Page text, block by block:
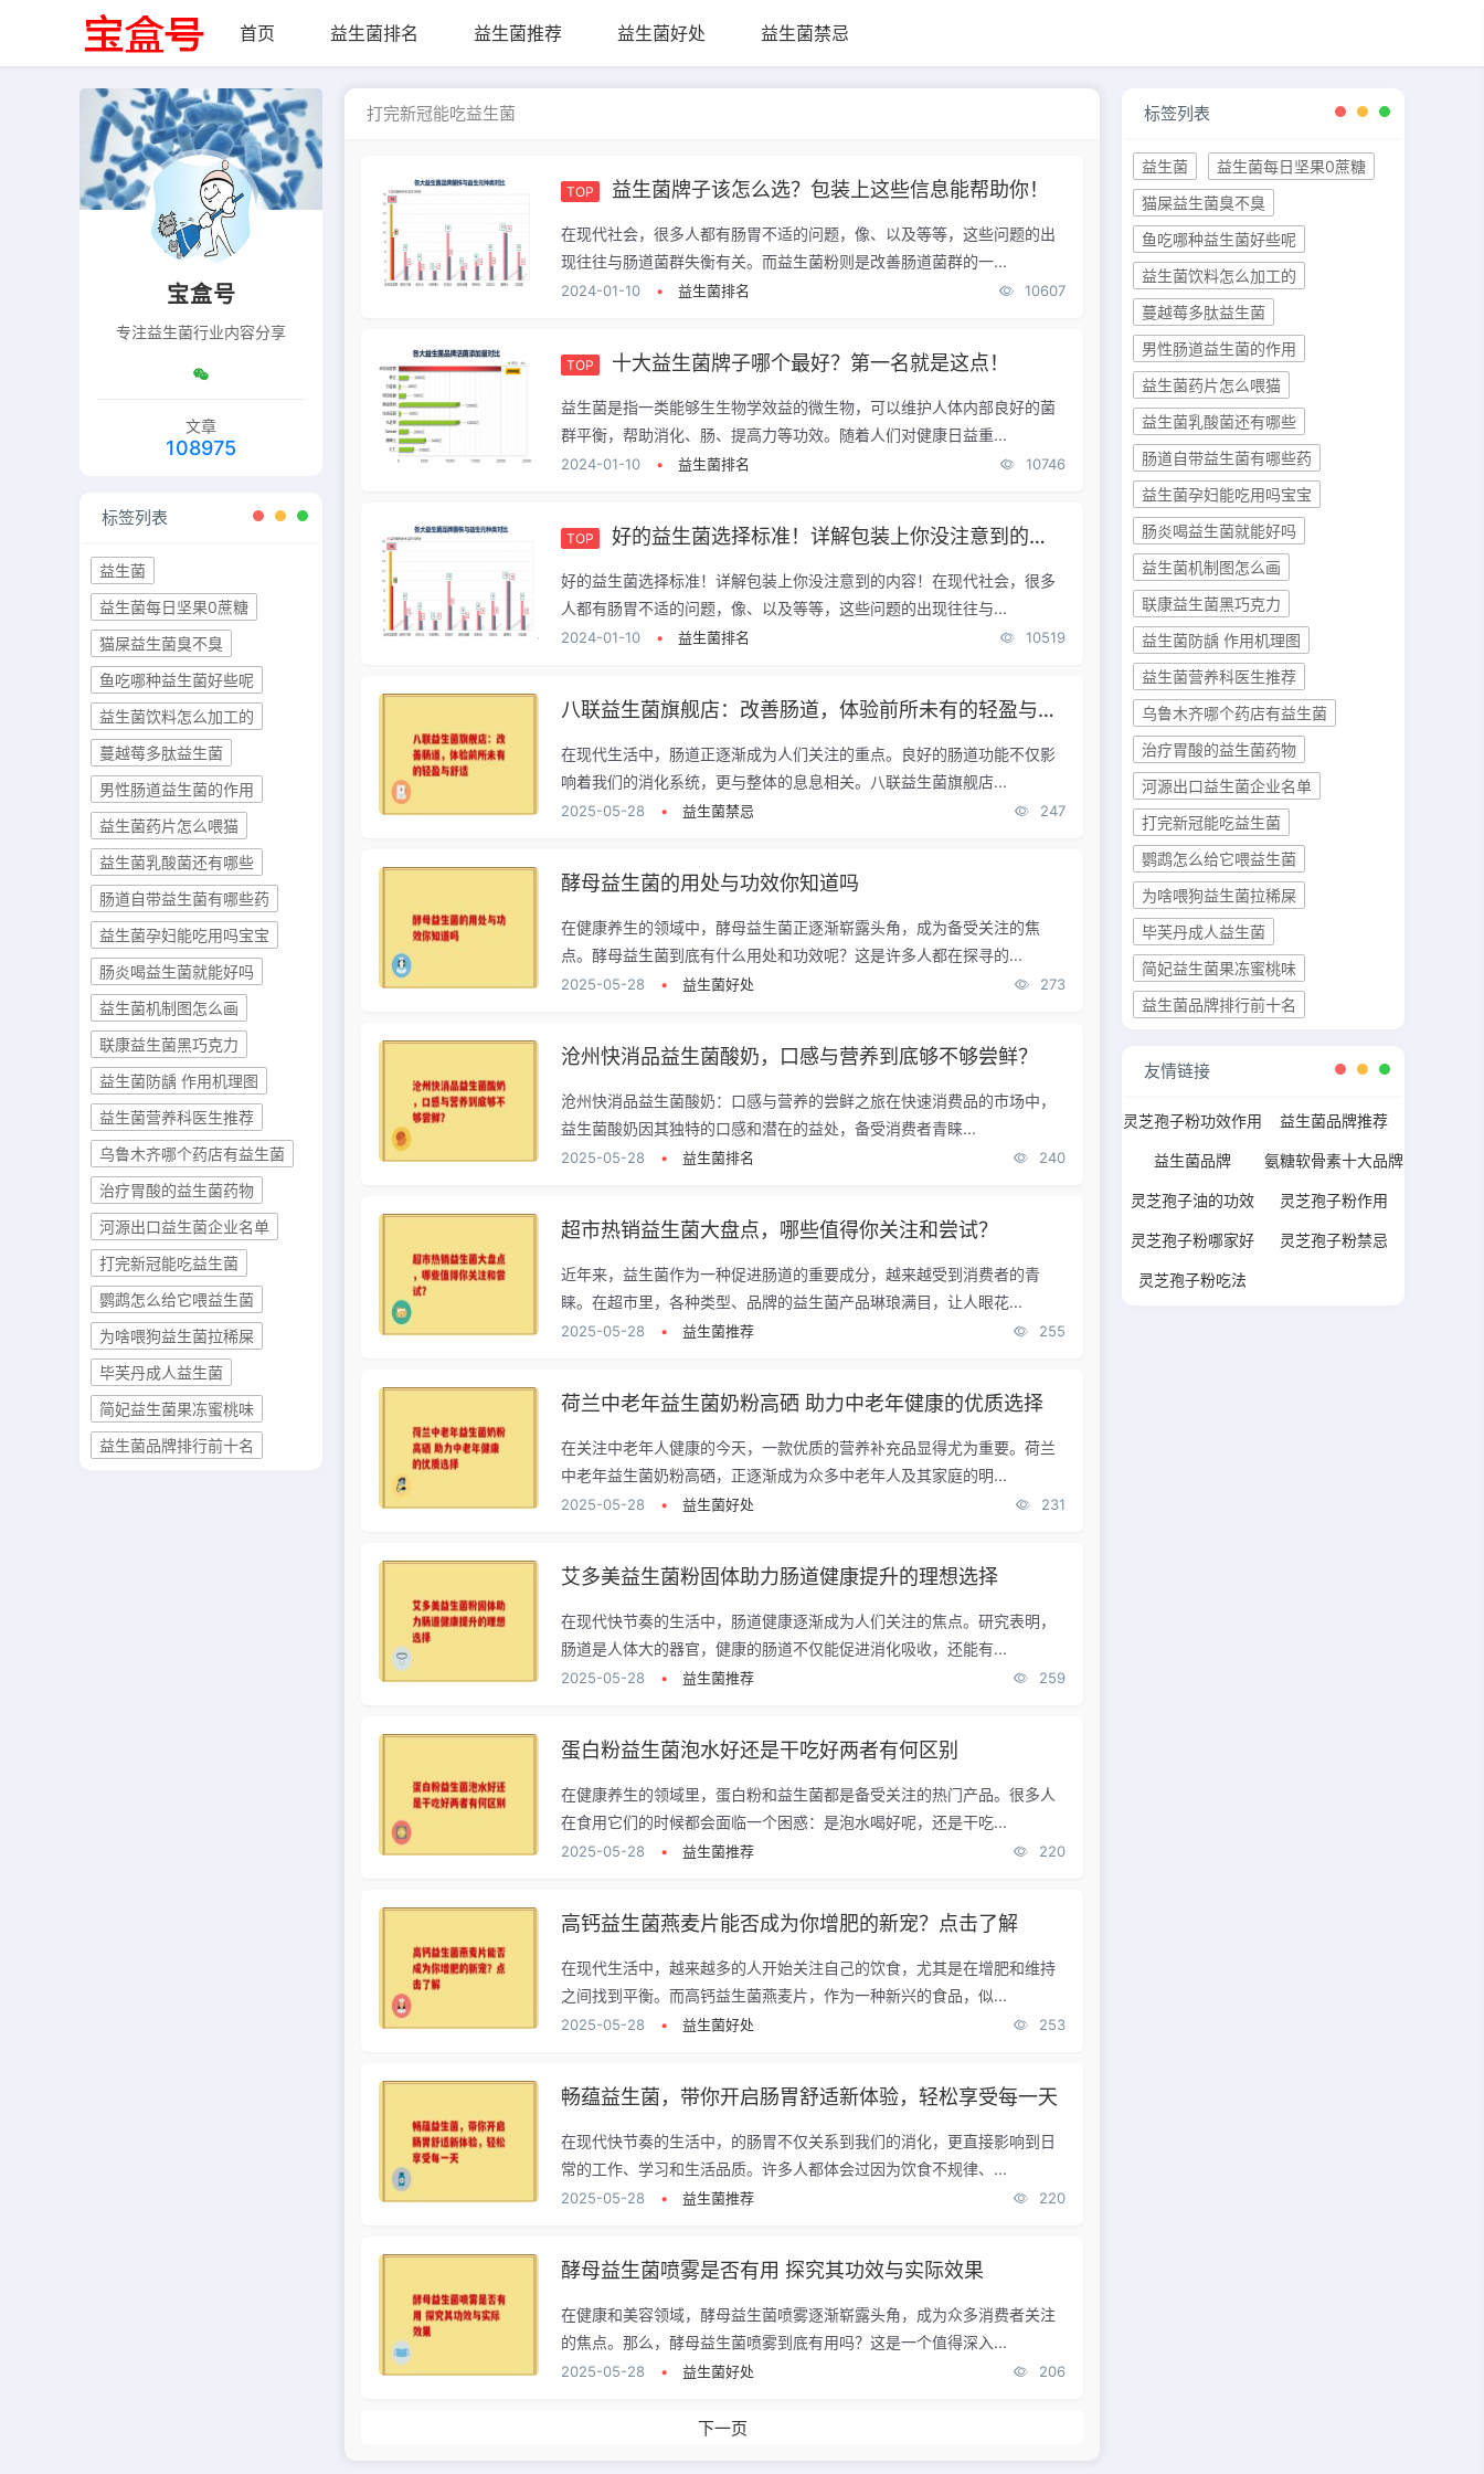
首页 益生菌排名 益生菌推荐 益生菌好处 益生菌禁忌
宝盒号
专注益生菌行业内容分享
文章
108975
标签列表
益生菌
益生菌每日坚果0蔗糖
猫屎益生菌臭不臭
鱼吃哪种益生菌好些呢
益生菌饮料怎么加工的
蔓越莓多肽益生菌
男性肠道益生菌的作用
益生菌药片怎么喂猫
益生菌乳酸菌还有哪些
肠道自带益生菌有哪些药
益生菌孕妇能吃用吗宝宝
肠炎喝益生菌就能好吗
益生菌机制图怎么画
联康益生菌黑巧克力
益生菌防龋 作用机理图
益生菌营养科医生推荐
乌鲁木齐哪个药店有益生菌
治疗胃酸的益生菌药物
河源出口益生菌企业名单
打完新冠能吃益生菌
鹦鹉怎么给它喂益生菌
为啥喂狗益生菌拉稀屎
毕芙丹成人益生菌
简妃益生菌果冻蜜桃味
益生菌品牌排行前十名
打完新冠能吃益生菌
TOP 益生菌牌子该怎么选？包装上这些信息能帮助你！
在现代社会，很多人都有肠胃不适的问题，像、以及等等，这些问题的出
现往往与肠道菌群失衡有关。而益生菌粉则是改善肠道菌群的一...
2024-01-10 • 益生菌排名 10607
TOP 十大益生菌牌子哪个最好？第一名就是这点！
益生菌是指一类能够生生物学效益的微生物，可以维护人体内部良好的菌
群平衡，帮助消化、肠、提高力等功效。随着人们对健康日益重...
2024-01-10 • 益生菌排名 10746
TOP 好的益生菌选择标准！详解包装上你没注意到的内容！
好的益生菌选择标准！详解包装上你没注意到的内容！在现代社会，很多
人都有肠胃不适的问题，像、以及等等，这些问题的出现往往与...
2024-01-10 • 益生菌排名 10519
八联益生菌旗舰店：改善肠道，体验前所未有的轻盈与舒适
在现代生活中，肠道正逐渐成为人们关注的重点。良好的肠道功能不仅影
响着我们的消化系统，更与整体的息息相关。八联益生菌旗舰店...
2025-05-28 • 益生菌禁忌 247
酵母益生菌的用处与功效你知道吗
在健康养生的领域中，酵母益生菌正逐渐崭露头角，成为备受关注的焦
点。酵母益生菌到底有什么用处和功效呢？这是许多人都在探寻的...
2025-05-28 • 益生菌好处 273
沧州快消品益生菌酸奶，口感与营养到底够不够尝鲜？
沧州快消品益生菌酸奶：口感与营养的尝鲜之旅在快速消费品的市场中，
益生菌酸奶因其独特的口感和潜在的益处，备受消费者青睐...
2025-05-28 • 益生菌排名 240
超市热销益生菌大盘点，哪些值得你关注和尝试？
近年来，益生菌作为一种促进肠道的重要成分，越来越受到消费者的青
睐。在超市里，各种类型、品牌的益生菌产品琳琅满目，让人眼花...
2025-05-28 • 益生菌推荐 255
荷兰中老年益生菌奶粉高硒 助力中老年健康的优质选择
在关注中老年人健康的今天，一款优质的营养补充品显得尤为重要。荷兰
中老年益生菌奶粉高硒，正逐渐成为众多中老年人及其家庭的明...
2025-05-28 • 益生菌好处 231
艾多美益生菌粉固体助力肠道健康提升的理想选择
在现代快节奏的生活中，肠道健康逐渐成为人们关注的焦点。研究表明，
肠道是人体大的器官，健康的肠道不仅能促进消化吸收，还能有...
2025-05-28 • 益生菌推荐 259
蛋白粉益生菌泡水好还是干吃好两者有何区别
在健康养生的领域里，蛋白粉和益生菌都是备受关注的热门产品。很多人
在食用它们的时候都会面临一个困惑：是泡水喝好呢，还是干吃...
2025-05-28 • 益生菌推荐 220
高钙益生菌燕麦片能否成为你增肥的新宠？点击了解
在现代生活中，越来越多的人开始关注自己的饮食，尤其是在增肥和维持
之间找到平衡。而高钙益生菌燕麦片，作为一种新兴的食品，似...
2025-05-28 • 益生菌好处 253
畅蕴益生菌，带你开启肠胃舒适新体验，轻松享受每一天
在现代快节奏的生活中，的肠胃不仅关系到我们的消化，更直接影响到日
常的工作、学习和生活品质。许多人都体会过因为饮食不规律、...
2025-05-28 • 益生菌推荐 220
酵母益生菌喷雾是否有用 探究其功效与实际效果
在健康和美容领域，酵母益生菌喷雾逐渐崭露头角，成为众多消费者关注
的焦点。那么，酵母益生菌喷雾到底有用吗？这是一个值得深入...
2025-05-28 • 益生菌好处 206
下一页
标签列表
益生菌
益生菌每日坚果0蔗糖
猫屎益生菌臭不臭
鱼吃哪种益生菌好些呢
益生菌饮料怎么加工的
蔓越莓多肽益生菌
男性肠道益生菌的作用
益生菌药片怎么喂猫
益生菌乳酸菌还有哪些
肠道自带益生菌有哪些药
益生菌孕妇能吃用吗宝宝
肠炎喝益生菌就能好吗
益生菌机制图怎么画
联康益生菌黑巧克力
益生菌防龋 作用机理图
益生菌营养科医生推荐
乌鲁木齐哪个药店有益生菌
治疗胃酸的益生菌药物
河源出口益生菌企业名单
打完新冠能吃益生菌
鹦鹉怎么给它喂益生菌
为啥喂狗益生菌拉稀屎
毕芙丹成人益生菌
简妃益生菌果冻蜜桃味
益生菌品牌排行前十名
友情链接
灵芝孢子粉功效作用 益生菌品牌推荐
益生菌品牌 氨糖软骨素十大品牌
灵芝孢子油的功效 灵芝孢子粉作用
灵芝孢子粉哪家好 灵芝孢子粉禁忌
灵芝孢子粉吃法